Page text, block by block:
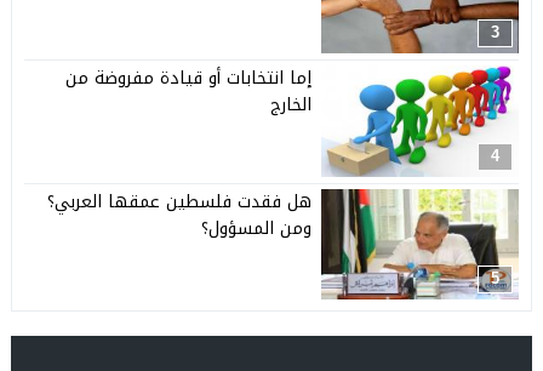
3
4
إما انتخابات أو قيادة مفروضة من
الخارج
5
هل فقدت فلسطين عمقها العربي؟
ومن المسؤول؟